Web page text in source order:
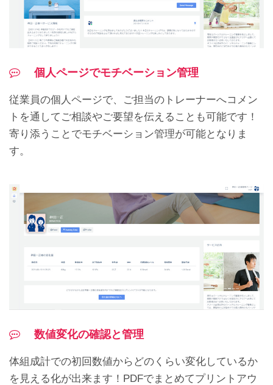
個人ページでモチベーション管理
従業員の個人ページで、ご担当のトレーナーへコメン
トを通してご相談やご要望を伝えることも可能です！
寄り添うことでモチベーション管理が可能となりま
す。
数値変化の確認と管理
体組成計での初回数値からどのくらい変化しているか
を見える化が出来ます！PDFでまとめてプリントアウ